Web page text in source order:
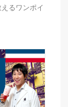
るワンポイ